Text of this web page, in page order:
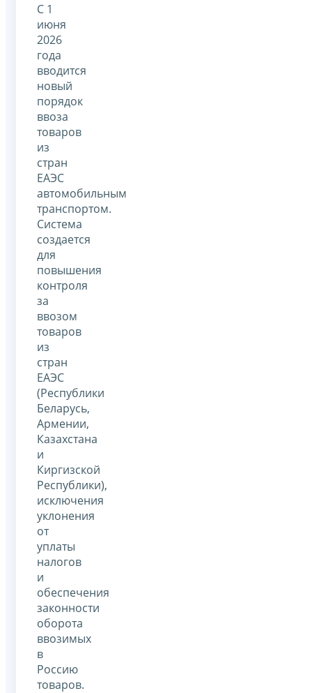
С 1
июня
2026
года
вводится
новый
порядок
ввоза
товаров
из
стран
ЕАЭС
автомобильным
транспортом.
Система
создается
для
повышения
контроля
за
ввозом
товаров
из
стран
ЕАЭС
(Республики
Беларусь,
Армении,
Казахстана
и
Киргизской
Республики),
исключения
уклонения
от
уплаты
налогов
и
обеспечения
законности
оборота
ввозимых
в
Россию
товаров.